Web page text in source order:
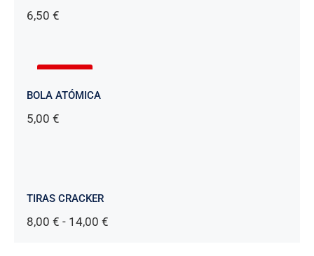
6,50 €
BOLA ATÓMICA
5,00 €
TIRAS CRACKER
8,00 € - 14,00 €Rango